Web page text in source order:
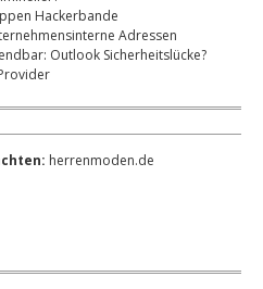
Hackerbande
Adressen
Outlook Sicherheitslücke?
herrenmoden.de